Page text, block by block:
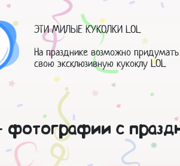
ЭТИ МИЛЫЕ КУКОЛКИ LOL
На празднике возможно придумать
свою эксклюзивную кукоклу LOL
с